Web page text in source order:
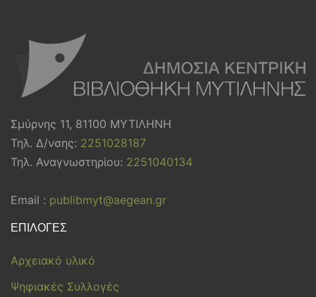
Σμύρνης 11, 81100 ΜΥΤΙΛΗΝΗ
Τηλ. Δ/νσης: 2251028187
Τηλ. Αναγνωστηρίου: 2251040134
Email : publibmyt@aegean.gr
ΕΠΙΛΟΓΕΣ
Αρχειακό υλικό
Ψηφιακές Συλλογές